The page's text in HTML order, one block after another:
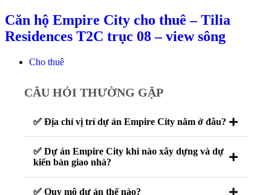
Căn hộ Empire City cho thuê – Tilia
Residences T2C trục 08 – view sông
Cho thuê
CÂU HỎI THƯỜNG GẶP
✅ Địa chỉ vị trí dự án Empire City nằm ở đâu?
✅ Dự án Empire City khi nào xây dựng và dự
kiến bàn giao nhà?
✅ Quy mô dự án thế nào?